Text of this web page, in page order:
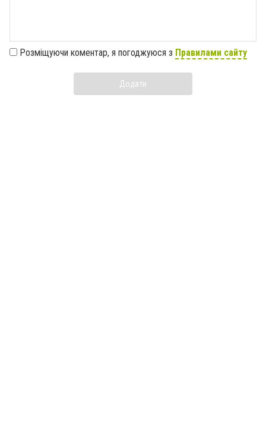
Розміщуючи коментар, я погоджуюся з Правилами сайту
Додати